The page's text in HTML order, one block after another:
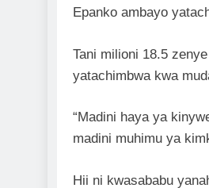
Epanko ambayo
Tani milioni 18.5
yatachimbwa kwa
“Madini haya ya
madini muhimu ya
Hii ni kwasababu